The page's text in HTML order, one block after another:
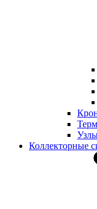
Коллекторные